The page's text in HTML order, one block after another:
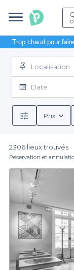
Trop chaud pour
Localisation
Date
Prix
2306 lieux trouvés
Réservation et